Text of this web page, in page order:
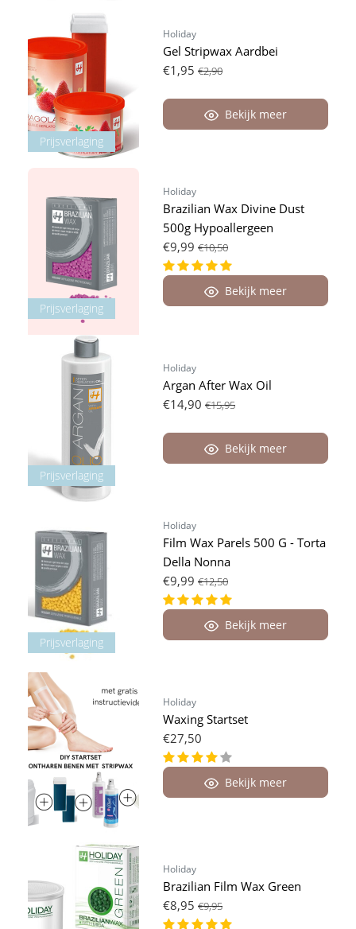
Prijsverlaging
Holiday
Gel Stripwax Aardbei
€1,95 €2,90
Bekijk meer
Prijsverlaging
Holiday
Brazilian Wax Divine Dust
500g Hypoallergeen
€9,99 €10,50
Bekijk meer
Prijsverlaging
Holiday
Argan After Wax Oil
€14,90 €15,95
Bekijk meer
Prijsverlaging
Holiday
Film Wax Parels 500 G - Torta
Della Nonna
€9,99 €12,50
Bekijk meer
Holiday
Waxing Startset
€27,50
Bekijk meer
Holiday
Brazilian Film Wax Green
€8,95 €9,95